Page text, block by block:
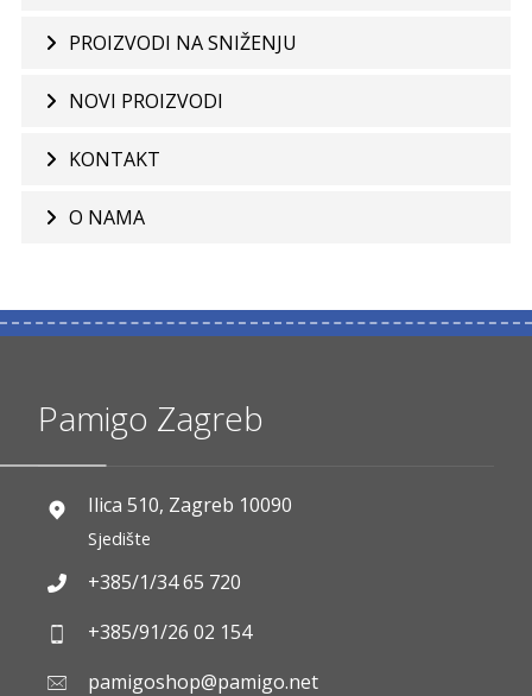
PROIZVODI NA SNIŽENJU
NOVI PROIZVODI
KONTAKT
O NAMA
Pamigo Zagreb
Ilica 510, Zagreb 10090
Sjedište
+385/1/34 65 720
+385/91/26 02 154
pamigoshop@pamigo.net